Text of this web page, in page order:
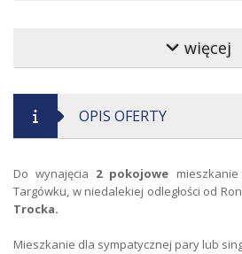
Typ budynku
Klatka schodowa
Forma własności
Liczba sypialni
więcej
OPIS OFERTY
Do wynajęcia 2 pokojowe mieszkanie
Targówku, w niedalekiej odległości od
Trocka.
Mieszkanie dla sympatycznej pary lub